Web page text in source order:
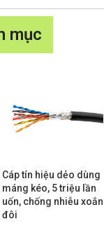
mục
Cáp tín hiệu dẻo dùng
máng kéo, 5 triệu lần
uốn, chống nhiễu xoắn
đôi